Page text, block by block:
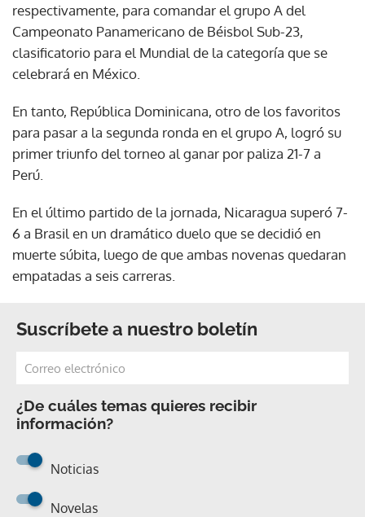
respectivamente, para comandar el grupo A del
Campeonato Panamericano de Béisbol Sub-23,
clasificatorio para el Mundial de la categoría que se
celebrará en México.
En tanto, República Dominicana, otro de los favoritos
para pasar a la segunda ronda en el grupo A, logró su
primer triunfo del torneo al ganar por paliza 21-7 a
Perú.
En el último partido de la jornada, Nicaragua superó 7-
6 a Brasil en un dramático duelo que se decidió en
muerte súbita, luego de que ambas novenas quedaran
empatadas a seis carreras.
Suscríbete a nuestro boletín
¿De cuáles temas quieres recibir
información?
Noticias
Novelas